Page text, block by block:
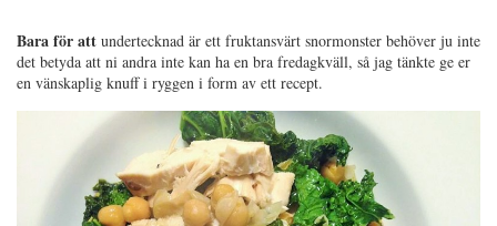
Bara för att undertecknad är ett fruktansvärt snormonster behöver ju inte
det betyda att ni andra inte kan ha en bra fredagkväll, så jag tänkte ge er
en vänskaplig knuff i ryggen i form av ett recept.